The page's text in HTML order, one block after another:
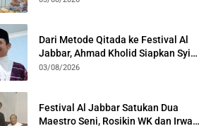
Dari Metode Qitada ke Festival Al
Jabbar, Ahmad Kholid Siapkan Syiar
Al-Qur’an Lewat Nada
03/08/2026
Festival Al Jabbar Satukan Dua
Maestro Seni, Rosikin WK dan Irwan